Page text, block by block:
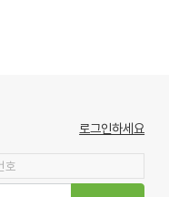
로그인하세요